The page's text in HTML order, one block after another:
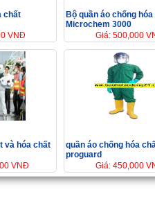
chất
VNĐ
Bộ quần áo chống
Microchem 3000
Giá: 500,000
và hóa chất
VNĐ
quần áo chống hóa
proguard
Giá: 450,000